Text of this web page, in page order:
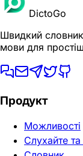
DictoGo
Швидкий
мови для
Продукт
Можливості
Слухайте та